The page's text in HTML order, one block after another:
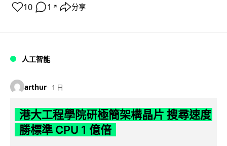
10 1 ↗ 分享
人工智能
arthur 1 日
港大工程學院研極簡架構晶片 搜尋速度
勝標準 CPU 1 億倍